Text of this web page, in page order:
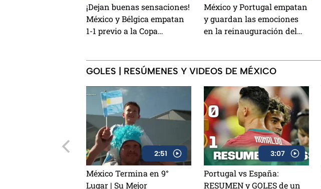
¡Dejan buenas sensaciones!
México y Bélgica empatan
1-1 previo a la Copa
México y Portugal empatan
y guardan las emociones
en la reinauguración del
momentos
GOLES | RESÚMENES Y VIDEOS DE MÉXICO
2:51
México Termina en 9°
Lugar | Su Mejor
3:07
Portugal vs España:
RESUMEN y GOLES de un